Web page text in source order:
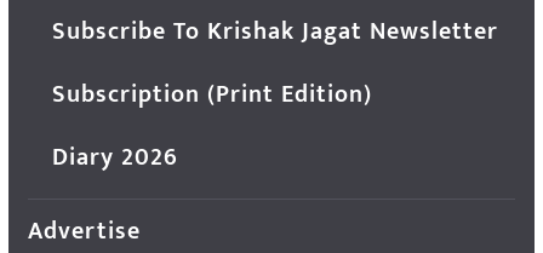
Subscribe To Krishak Jagat Newsletter
Subscription (Print Edition)
Diary 2026
Advertise